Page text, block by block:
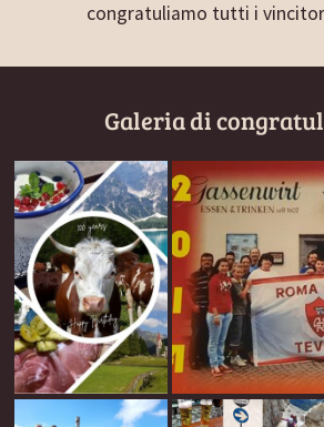
congratuliamo tutti i
Galeria di